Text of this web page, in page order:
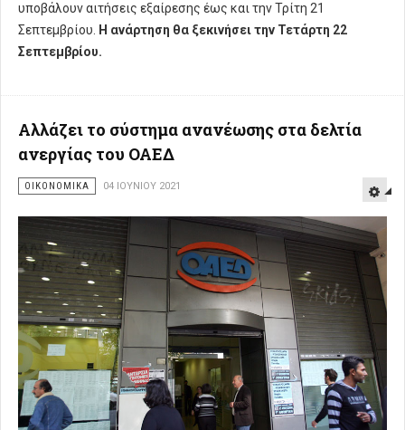
υποβάλουν αιτήσεις εξαίρεσης έως και την Τρίτη 21
Σεπτεμβρίου.
Η ανάρτηση θα ξεκινήσει την Τετάρτη 22
Σεπτεμβρίου.
Αλλάζει το σύστημα ανανέωσης στα δελτία
ανεργίας του ΟΑΕΔ
ΟΙΚΟΝΟΜΙΚΑ 04 ΙΟΥΝΊΟΥ 2021